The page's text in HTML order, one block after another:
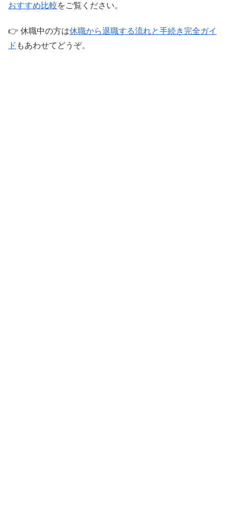
おすすめ比較をご覧ください。
👉 休職中の方は休職から退職する流れと手続き完全ガイ
ド もあわせてどうぞ。